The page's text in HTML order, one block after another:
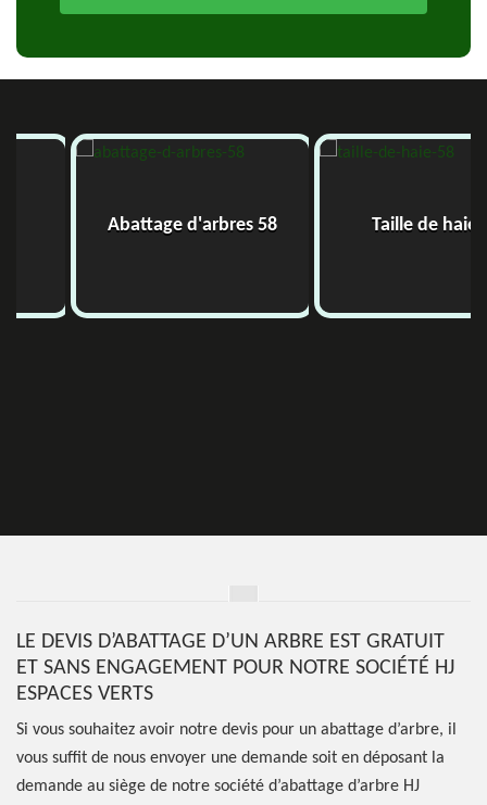
Abattage d'arbres 58 Taille de haie
LE DEVIS D’ABATTAGE D’UN ARBRE EST GRATUIT
ET SANS ENGAGEMENT POUR NOTRE SOCIÉTÉ HJ
ESPACES VERTS
Si vous souhaitez avoir notre devis pour un abattage d’arbre, il
vous suffit de nous envoyer une demande soit en déposant la
demande au siège de notre société d’abattage d’arbre HJ